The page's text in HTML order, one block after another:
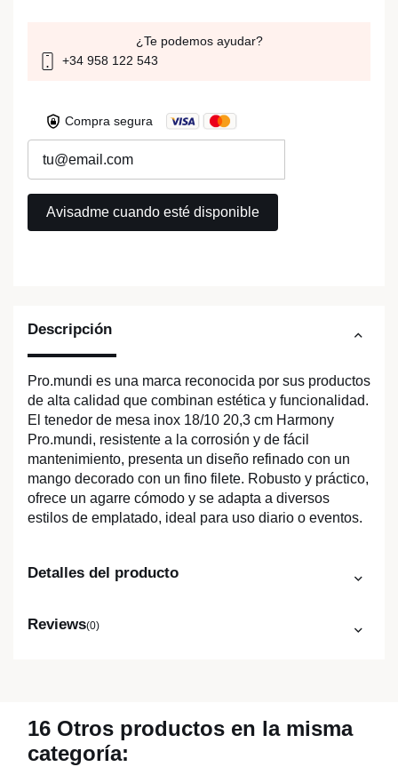
Descripción
Pro.mundi es una marca reconocida por sus productos
de alta calidad que combinan estética y funcionalidad.
El tenedor de mesa inox 18/10 20,3 cm Harmony
Pro.mundi, resistente a la corrosión y de fácil
mantenimiento, presenta un diseño refinado con un
mango decorado con un fino filete. Robusto y práctico,
ofrece un agarre cómodo y se adapta a diversos
estilos de emplatado, ideal para uso diario o eventos.
Detalles del producto
Reviews(0)
¿Te podemos ayudar?
+34 958 122 543
Compra segura
16 Otros productos en la misma
categoría: